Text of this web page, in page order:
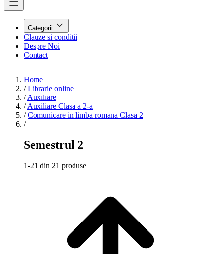
Categorii
Clauze si conditii
Despre Noi
Contact
Home
/ Librarie online
/ Auxiliare
/ Auxiliare Clasa a 2-a
/ Comunicare in limba romana Clasa 2
/
Semestrul 2
1-21 din 21 produse